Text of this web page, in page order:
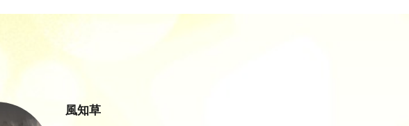
風知草